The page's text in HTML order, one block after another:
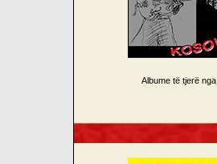
Albume të tjerë nga